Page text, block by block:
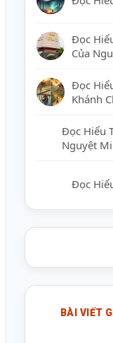
Đọc
Của
Đọc
Khánh
Đọc
Nguyệt
Đọc
BÀI VIẾT